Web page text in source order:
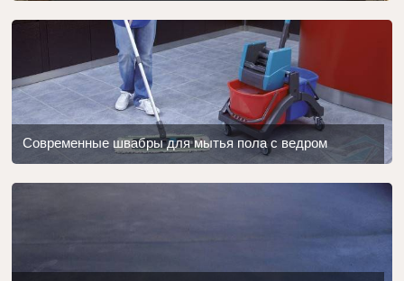
Современные швабры для мытья пола с ведром